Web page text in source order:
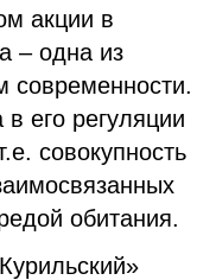
акции в
– одна из
современности.
его регуляции
совокупность
обитания.